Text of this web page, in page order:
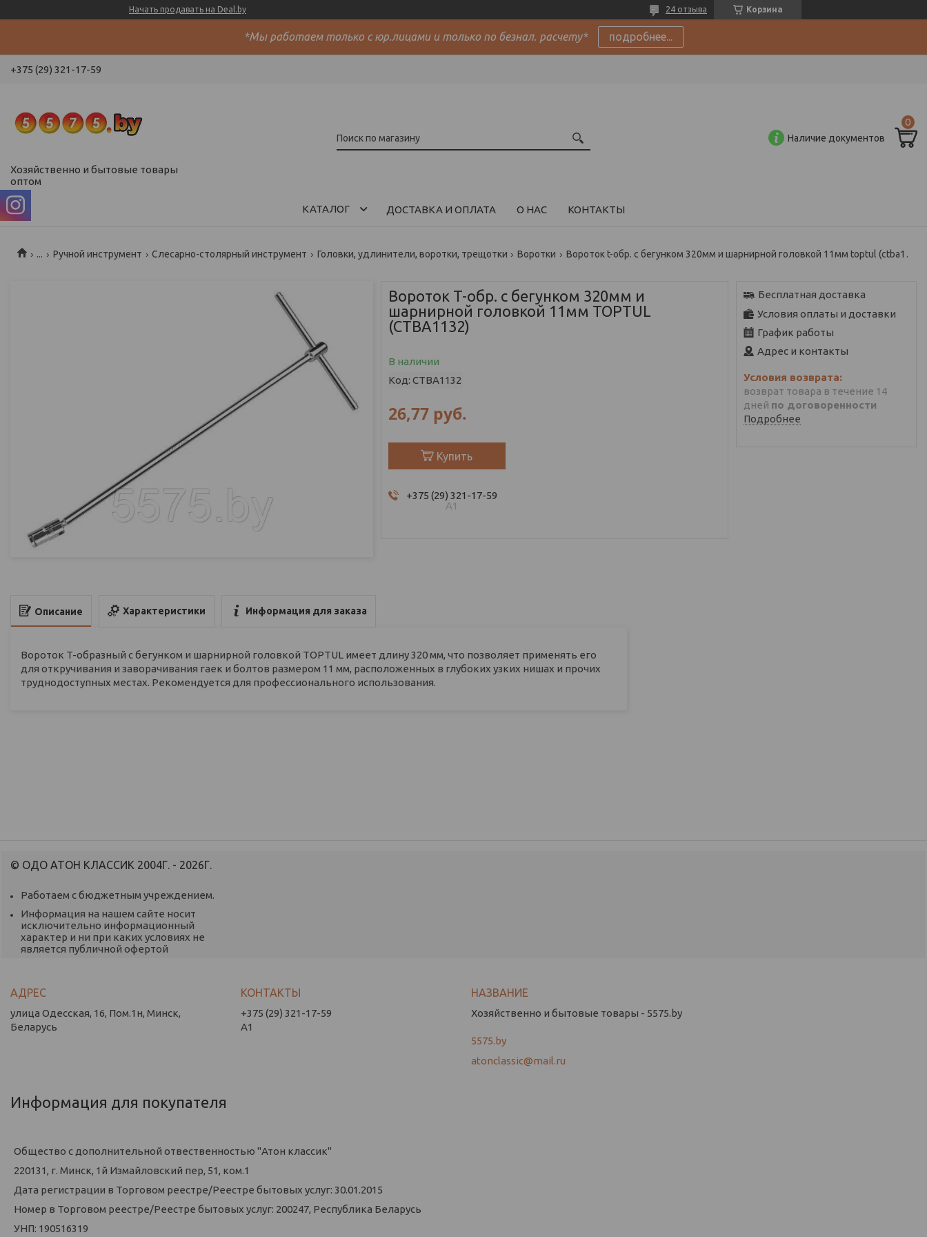
Начать продавать на Deal.by Корзина
24 отзыва
*Мы работаем только с юр.лицами и только по безнал. расчету* подробнее...
+375 (29) 321-17-59
Хозяйственно и бытовые товары
оптом
Наличие документов
КАТАЛОГ ДОСТАВКА И ОПЛАТА О НАС КОНТАКТЫ
... Ручной инструмент Слесарно-столярный инструмент Головки, удлинители, воротки, трещотки Воротки Вороток t-обр. c бегунком 320мм и шарнирной головкой 11мм toptul (ctba1132)
Вороток T-обр. c бегунком 320мм и
шарнирной головкой 11мм TOPTUL
(CTBA1132)
В наличии
Код: CTBA1132
26,77 руб.
Купить
+375 (29) 321-17-59
А1
Бесплатная доставка
Условия оплаты и доставки
График работы
Адрес и контакты
возврат товара в течение 14
дней по договоренности
Подробнее
Описание Характеристики Информация для заказа
Вороток T-образный c бегунком и шарнирной головкой TOPTUL имеет длину 320 мм, что позволяет применять его
для откручивания и заворачивания гаек и болтов размером 11 мм, расположенных в глубоких узких нишах и прочих
труднодоступных местах. Рекомендуется для профессионального использования.
© ОДО АТОН КЛАССИК 2004Г. - 2026Г.
Работаем с бюджетным учреждением.
Информация на нашем сайте носит
исключительно информационный
характер и ни при каких условиях не
является публичной офертой
улица Одесская, 16, Пом.1н, Минск,
Беларусь
+375 (29) 321-17-59
А1
Хозяйственно и бытовые товары - 5575.by
5575.by
atonclassic@mail.ru
Информация для покупателя
Общество с дополнительной отвественностью "Атон классик"
220131, г. Минск, 1й Измайловский пер, 51, ком.1
Дата регистрации в Торговом реестре/Реестре бытовых услуг: 30.01.2015
Номер в Торговом реестре/Реестре бытовых услуг: 200247, Республика Беларусь
УНП: 190516319